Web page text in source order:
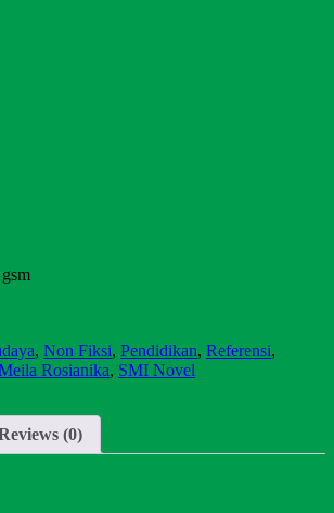
, Non Fiksi, Pendidikan, Referensi,
Rosianika, SMI Novel
(0)